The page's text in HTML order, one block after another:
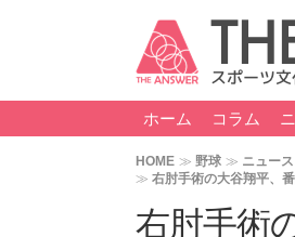
ホーム コラム
HOME 野球
ニュース
右肘手術の大谷翔平、
右肘手術